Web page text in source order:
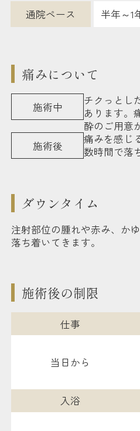
通院ペース 半年～1
痛みについて
施術中
チクっとし
あります。
酔のご用意
施術後
痛みを感じ
数時間で落
ダウンタイム
注射部位の腫れや赤み、か
落ち着いてきます。
施術後の制限
仕事
当日から
入浴